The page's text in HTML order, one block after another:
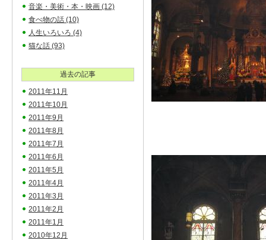
音楽・美術・本・映画 (12)
食べ物の話 (10)
人生いろいろ (4)
猫な話 (93)
過去の記事
2011年11月
2011年10月
2011年9月
2011年8月
2011年7月
2011年6月
2011年5月
2011年4月
2011年3月
2011年2月
2011年1月
2010年12月